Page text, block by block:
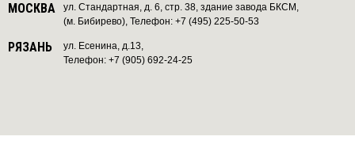
МОСКВА
ул. Стандартная, д. 6, стр. 38, здание завода БКСМ,
(м. Бибирево), Телефон: +7 (495) 225-50-53
РЯЗАНЬ
ул. Есенина, д.13,
Телефон: +7 (905) 692-24-25